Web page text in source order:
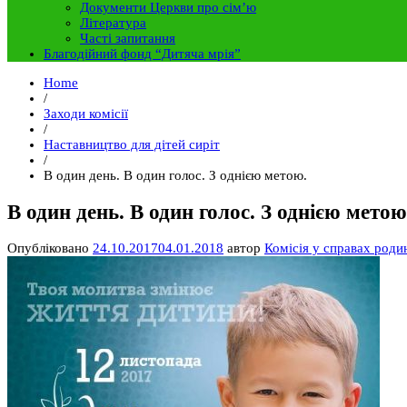
Документи Церкви про сім’ю
Література
Часті запитання
Благодійний фонд “Дитяча мрія”
Home
/
Заходи комісії
/
Наставництво для дітей сиріт
/
В один день. В один голос. З однією метою.
В один день. В один голос. З однією
Опубліковано 24.10.201704.01.2018 автор Комісія у справах